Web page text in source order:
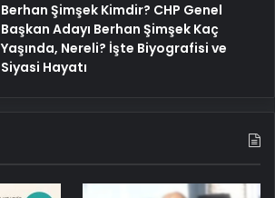
Berhan Şimşek Kimdir? CHP Genel
Başkan Adayı Berhan Şimşek Kaç
Yaşında, Nereli? İşte Biyografisi ve
Siyasi Hayatı